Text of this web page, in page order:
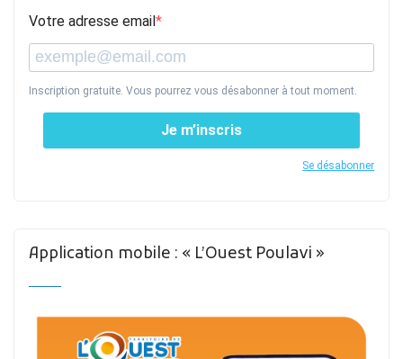
Votre adresse email
Inscription gratuite. Vous pourrez vous désabonner à tout moment.
Je m’inscris
Se désabonner
Application mobile : « L’Ouest Poulavi »